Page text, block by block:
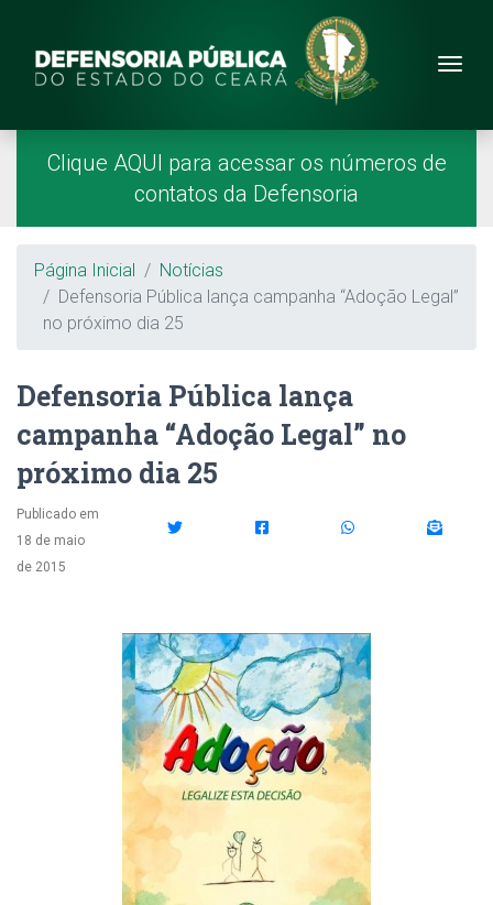
Site da Defensoria
Menu Principal
Página Inicial
Clique AQUI para acessar os números de
contatos da Defensoria
Breadcrumb
Página Inicial
Notícias
Defensoria Pública lança campanha “Adoção Legal”
no próximo dia 25
Defensoria Pública lança
campanha “Adoção Legal” no
próximo dia 25
Publicado em
18 de maio
de 2015